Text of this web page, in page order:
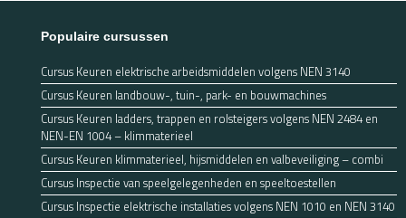
Populaire cursussen
Cursus Keuren elektrische arbeidsmiddelen volgens NEN 3140
Cursus Keuren landbouw-, tuin-, park- en bouwmachines
Cursus Keuren ladders, trappen en rolsteigers volgens NEN 2484 en
NEN-EN 1004 – klimmaterieel
Cursus Keuren klimmaterieel, hijsmiddelen en valbeveiliging – combi
Cursus Inspectie van speelgelegenheden en speeltoestellen
Cursus Inspectie elektrische installaties volgens NEN 1010 en NEN 3140